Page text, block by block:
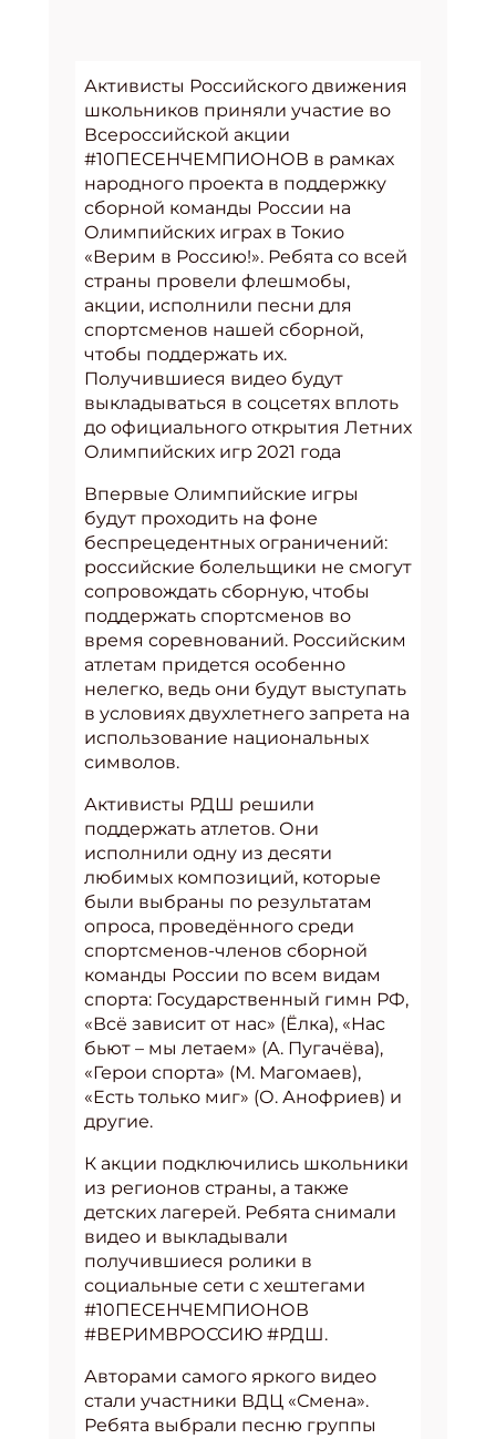
Активисты Российского движения
школьников приняли участие во
Всероссийской акции
#10ПЕСЕНЧЕМПИОНОВ в рамках
народного проекта в поддержку
сборной команды России на
Олимпийских играх в Токио
«Верим в Россию!». Ребята со всей
страны провели флешмобы,
акции, исполнили песни для
спортсменов нашей сборной,
чтобы поддержать их.
Получившиеся видео будут
выкладываться в соцсетях вплоть
до официального открытия Летних
Олимпийских игр 2021 года
Впервые Олимпийские игры
будут проходить на фоне
беспрецедентных ограничений:
российские болельщики не смогут
сопровождать сборную, чтобы
поддержать спортсменов во
время соревнований. Российским
атлетам придется особенно
нелегко, ведь они будут выступать
в условиях двухлетнего запрета на
использование национальных
символов.
Активисты РДШ решили
поддержать атлетов. Они
исполнили одну из десяти
любимых композиций, которые
были выбраны по результатам
опроса, проведённого среди
спортсменов-членов сборной
команды России по всем видам
спорта: Государственный гимн РФ,
«Всё зависит от нас» (Ёлка), «Нас
бьют – мы летаем» (А. Пугачёва),
«Герои спорта» (М. Магомаев),
«Есть только миг» (О. Анофриев) и
другие.
К акции подключились школьники
из регионов страны, а также
детских лагерей. Ребята снимали
видео и выкладывали
получившиеся ролики в
социальные сети с хештегами
#10ПЕСЕНЧЕМПИОНОВ
#ВЕРИМВРОССИЮ #РДШ.
Авторами самого яркого видео
стали участники ВДЦ «Смена».
Ребята выбрали песню группы